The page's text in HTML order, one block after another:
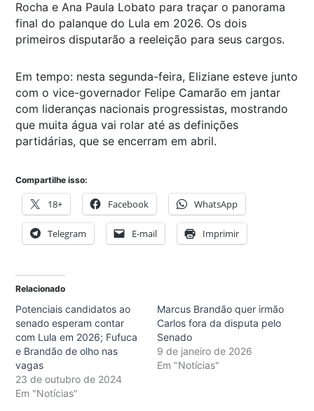
Rocha e Ana Paula Lobato para traçar o panorama
final do palanque do Lula em 2026. Os dois
primeiros disputarão a reeleição para seus cargos.
Em tempo: nesta segunda-feira, Eliziane esteve junto
com o vice-governador Felipe Camarão em jantar
com lideranças nacionais progressistas, mostrando
que muita água vai rolar até as definições
partidárias, que se encerram em abril.
Compartilhe isso:
18+ Facebook WhatsApp
Telegram E-mail Imprimir
Relacionado
Potenciais candidatos ao
senado esperam contar
com Lula em 2026; Fufuca
e Brandão de olho nas
vagas
23 de outubro de 2024
Em "Notícias"
Marcus Brandão quer irmão
Carlos fora da disputa pelo
Senado
9 de janeiro de 2026
Em "Notícias"